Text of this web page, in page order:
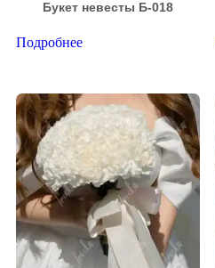
Букет невесты Б-018
Подробнее